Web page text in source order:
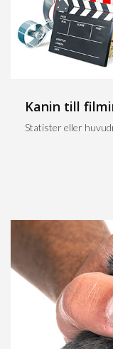
Kanin till
Statister eller